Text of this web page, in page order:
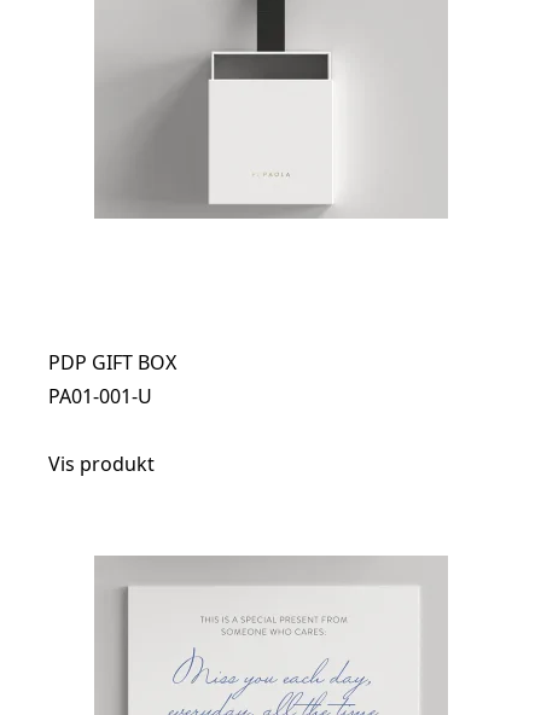
PDP GIFT BOX
PA01-001-U
Vis produkt